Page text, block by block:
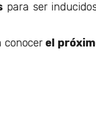
para ser
conocer el